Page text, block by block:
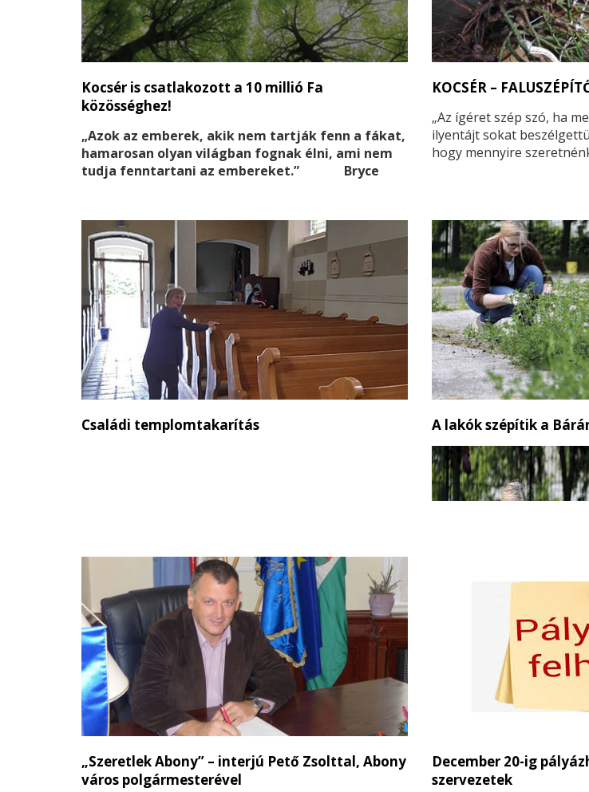
Kocsér is csatlakozott a 10 millió Fa
közösséghez!
„Azok az emberek, akik nem tartják fenn a fákat,
hamarosan olyan világban fognak élni, ami nem
tudja fenntartani az embereket.” Bryce
KOCSÉR –
„Az ígéret szép szó, ha
ilyentájt sokat
hogy mennyire
lakosság bevonásával
megvalósításához.
hirdettük meg néhány
Kocséron, és arra kértük
tavaszra gondolva,
portáira.
Családi templomtakarítás A lakók szépítik a
„Szeretlek Abony” – interjú Pető Zsolttal, Abony
város polgármesterével
December 20-ig
szervezetek